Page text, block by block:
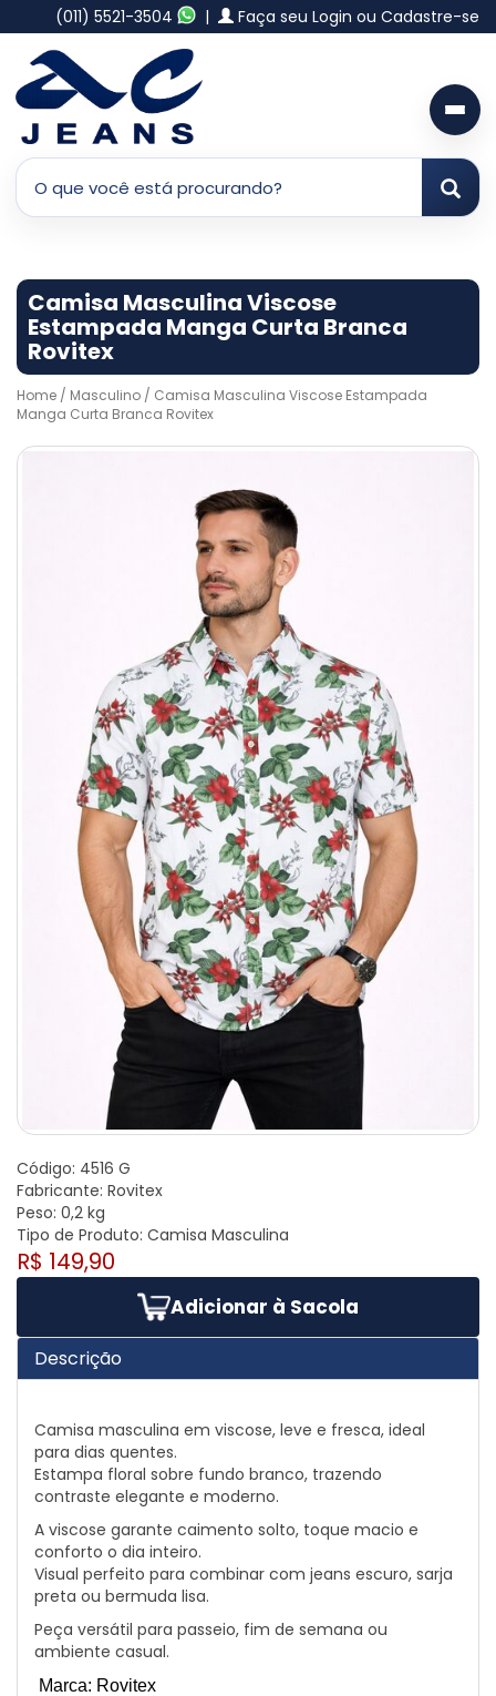
(011) 5521-3504 | Faça seu Login ou Cadastre-se
Camisa Masculina Viscose
Estampada Manga Curta Branca
Rovitex
Home / Masculino / Camisa Masculina Viscose Estampada
Manga Curta Branca Rovitex
Código: 4516 G
Fabricante: Rovitex
Peso: 0,2 kg
Tipo de Produto: Camisa Masculina
R$ 149,90
Adicionar à Sacola
Descrição
Camisa masculina em viscose, leve e fresca, ideal
para dias quentes.
Estampa floral sobre fundo branco, trazendo
contraste elegante e moderno.
A viscose garante caimento solto, toque macio e
conforto o dia inteiro.
Visual perfeito para combinar com jeans escuro, sarja
preta ou bermuda lisa.
Peça versátil para passeio, fim de semana ou
ambiente casual.
Marca: Rovitex